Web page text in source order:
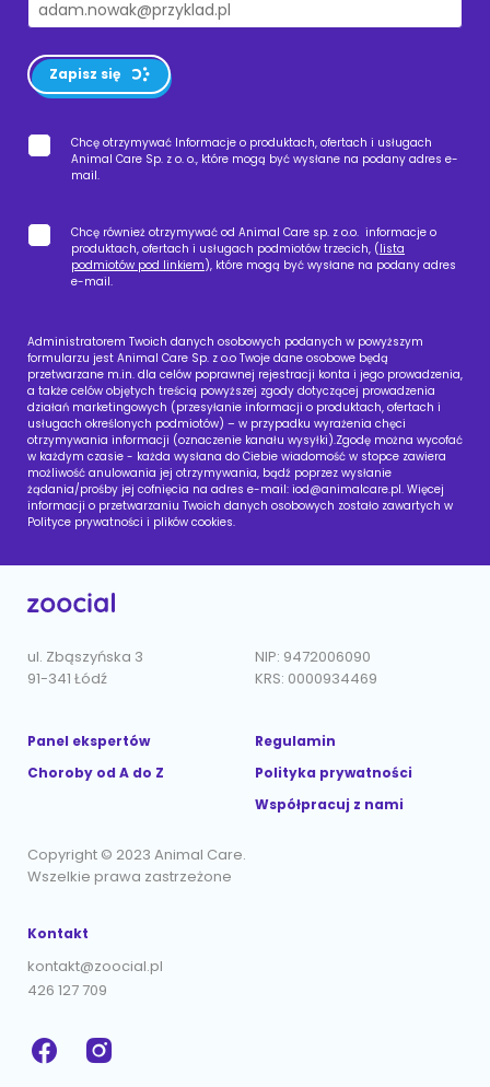
Zapisz się
Chcę otrzymywać Informacje o produktach, ofertach i usługach
Animal Care Sp. z o. o., które mogą być wysłane na podany adres e-
mail.
Chcę również otrzymywać od Animal Care sp. z o.o. informacje o
produktach, ofertach i usługach podmiotów trzecich, (lista
podmiotów pod linkiem), które mogą być wysłane na podany adres
e-mail.
Administratorem Twoich danych osobowych podanych w powyższym
formularzu jest Animal Care Sp. z o.o Twoje dane osobowe będą
przetwarzane m.in. dla celów poprawnej rejestracji konta i jego prowadzenia,
a także celów objętych treścią powyższej zgody dotyczącej prowadzenia
działań marketingowych (przesyłanie informacji o produktach, ofertach i
usługach określonych podmiotów) – w przypadku wyrażenia chęci
otrzymywania informacji (oznaczenie kanału wysyłki).Zgodę można wycofać
w każdym czasie - każda wysłana do Ciebie wiadomość w stopce zawiera
możliwość anulowania jej otrzymywania, bądź poprzez wysłanie
żądania/prośby jej cofnięcia na adres e-mail: iod@animalcare.pl. Więcej
informacji o przetwarzaniu Twoich danych osobowych zostało zawartych w
Polityce prywatności i plików cookies.
ul. Zbąszyńska 3
91-341 Łódź
NIP: 9472006090
KRS: 0000934469
Panel ekspertów
Choroby od A do Z
Regulamin
Polityka prywatności
Współpracuj z nami
Copyright © 2023 Animal Care.
Wszelkie prawa zastrzeżone
Kontakt
kontakt@zoocial.pl
426 127 709